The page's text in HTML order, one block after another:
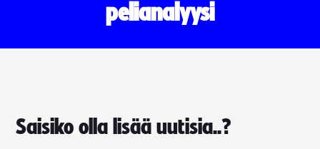
pelianalyysi
Saisiko olla lisää uutisia..?